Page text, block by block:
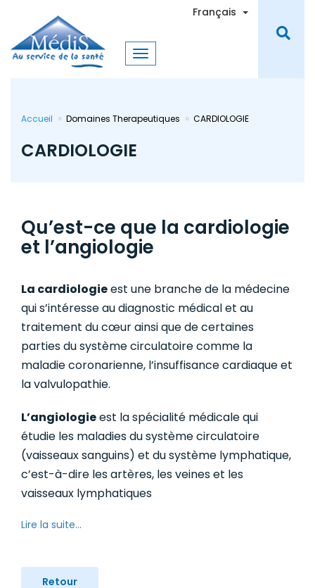
contenu
principal
Français Toggle
Accueil Domaines Therapeutiques CARDIOLOGIE
CARDIOLOGIE
Qu’est-ce que la cardiologie
et l’angiologie
La cardiologieest une branche de la médecine
qui s’intéresse au diagnostic médical et au
traitement du cœur ainsi que de certaines
parties du système circulatoire comme la
maladie coronarienne, l’insuffisance cardiaque et
la valvulopathie.
L’angiologieest la spécialité médicale qui
étudie les maladies du système circulatoire
(vaisseaux sanguins) et du système lymphatique,
c’est-à-dire les artères, les veines et les
vaisseaux lymphatiques
Lire la suite...
Retour